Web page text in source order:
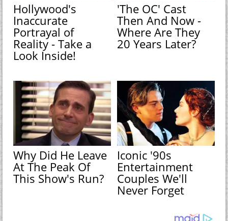
Hollywood's
Inaccurate
Portrayal of
Reality - Take a
Look Inside!
'The OC' Cast
Then And Now -
Where Are They
20 Years Later?
Why Did He Leave
At The Peak Of
This Show's Run?
Iconic '90s
Entertainment
Couples We'll
Never Forget